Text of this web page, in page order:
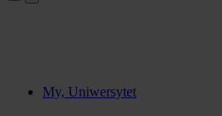
My, Uniwersytet